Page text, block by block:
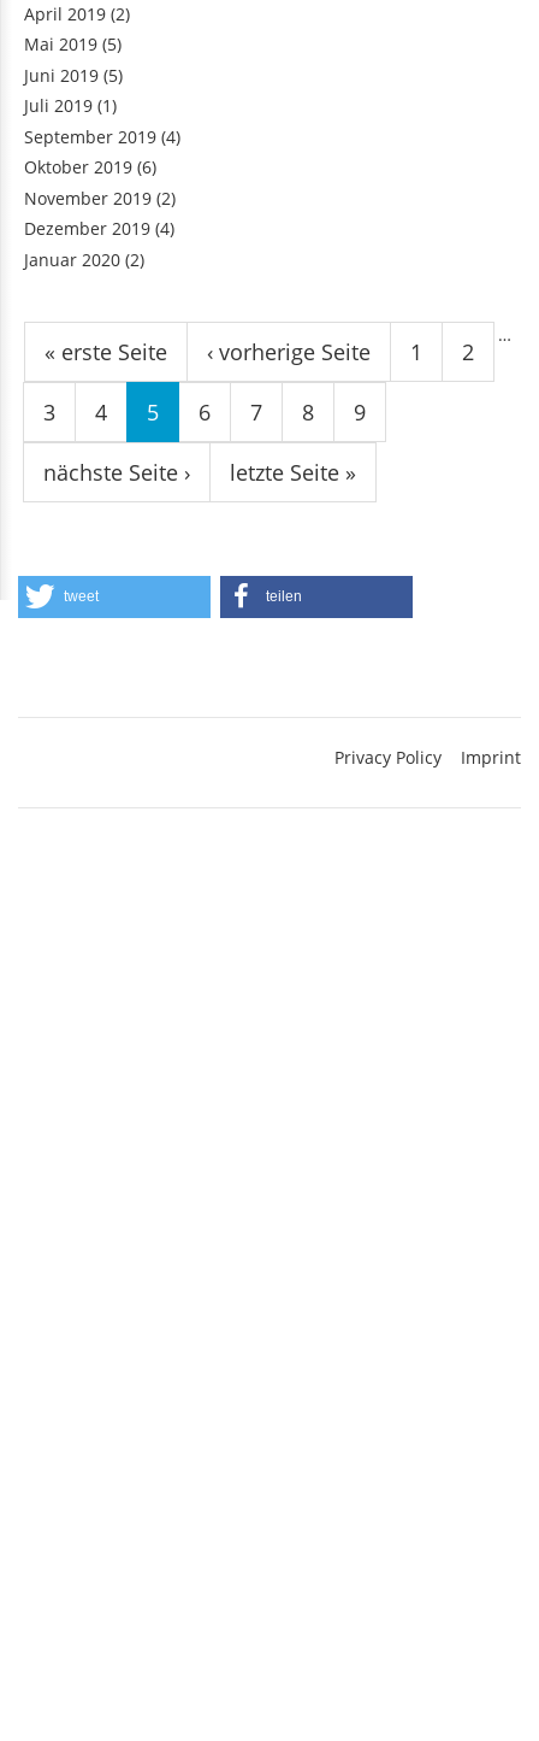
April 2019 (2)
Mai 2019 (5)
Juni 2019 (5)
Juli 2019 (1)
September 2019 (4)
Oktober 2019 (6)
November 2019 (2)
Dezember 2019 (4)
Januar 2020 (2)
Seiten
« erste Seite ‹ vorherige Seite 1 2
3 4 5 6 7 8 9
…
nächste Seite › letzte Seite »
tweet teilen
Privacy Policy Imprint